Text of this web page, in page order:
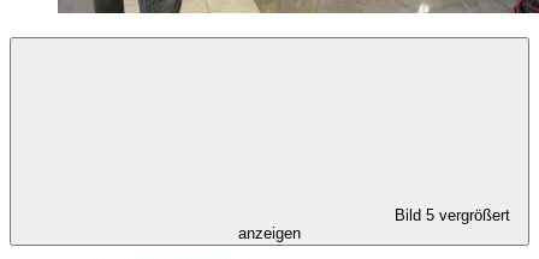
Bild 5 vergrößert
anzeigen